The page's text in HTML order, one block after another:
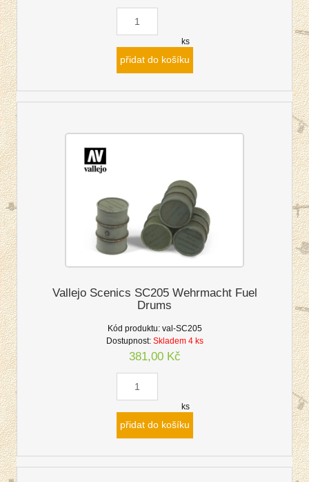
ks
přidat do košíku
Vallejo Scenics SC205 Wehrmacht Fuel
Drums
Kód produktu: val-SC205
Dostupnost: Skladem 4 ks
381,00 Kč
ks
přidat do košíku